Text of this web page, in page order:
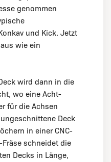
genommen
und Kick. Jetzt
wie ein
wird dann in die
wo eine Acht-
für die Achsen
Deck
in einer CNC-
Fräse schneidet die
Decks in Länge,